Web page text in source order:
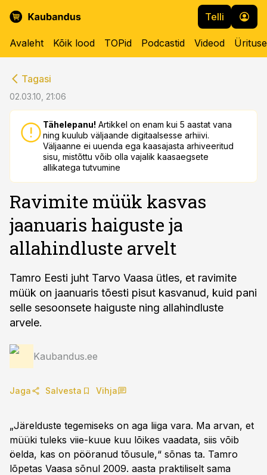
Telli
Avaleht Kõik lood TOPid Podcastid Videod
Tagasi
02.03.10, 21:06
Tähelepanu! Artikkel on enam kui 5 aastat vana
ning kuulub väljaande digitaalsesse arhiivi.
Väljaanne ei uuenda ega kaasajasta arhiveeritud
sisu, mistõttu võib olla vajalik kaasaegsete
allikatega tutvumine
Ravimite müük kasvas
jaanuaris haiguste ja
allahindluste arvelt
Tamro Eesti juht Tarvo Vaasa ütles, et ravimite
müük on jaanuaris tõesti pisut kasvanud, kuid pani
selle sesoonsete haiguste ning allahindluste
arvele.
Kaubandus.ee
Jaga Salvesta Vihja
„Järelduste tegemiseks on aga liiga vara. Ma arvan, et
müüki tuleks viie-kuue kuu lõikes vaadata, siis võib
öelda, kas on pööranud tõusule,“ sõnas ta. Tamro
lõpetas Vaasa sõnul 2009. aasta praktiliselt sama